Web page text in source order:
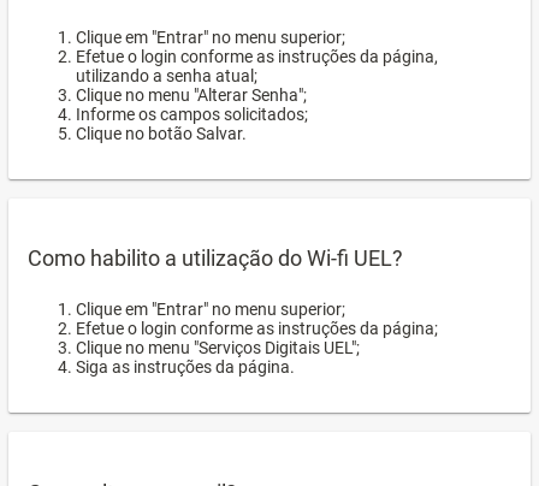
Clique em "Entrar" no menu superior;
Efetue o login conforme as instruções da página,
utilizando a senha atual;
Clique no menu "Alterar Senha";
Informe os campos solicitados;
Clique no botão Salvar.
Como habilito a utilização do Wi-fi UEL?
Clique em "Entrar" no menu superior;
Efetue o login conforme as instruções da página;
Clique no menu "Serviços Digitais UEL";
Siga as instruções da página.